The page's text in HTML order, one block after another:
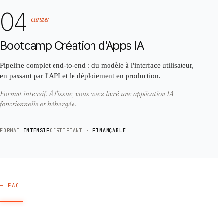
04 cursus
Bootcamp Création d'Apps IA
Pipeline complet end-to-end : du modèle à l'interface utilisateur,
en passant par l'API et le déploiement en production.
Format intensif. À l'issue, vous avez livré une application IA
fonctionnelle et hébergée.
FORMAT INTENSIFCERTIFIANT · FINANÇABLE
— FAQ